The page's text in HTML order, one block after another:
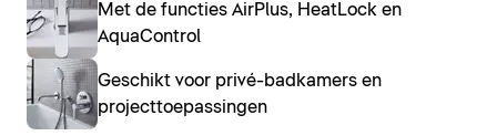
Met de functies AirPlus, HeatLock en
AquaControl
Geschikt voor privé-badkamers en
projecttoepassingen